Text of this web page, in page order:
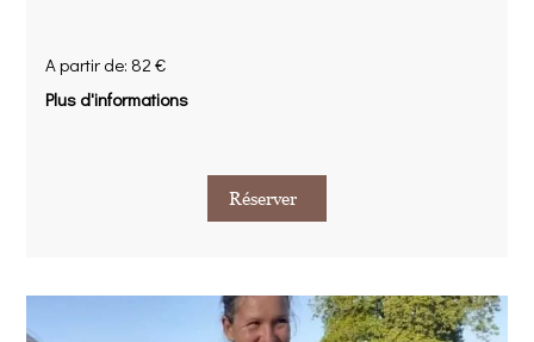
A partir de: 82 €
Plus d'informations
Réserver